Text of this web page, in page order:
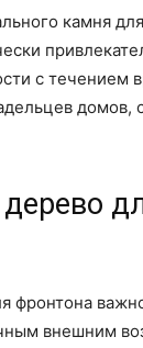
камня
с течением
домов,
фронтона
внешним